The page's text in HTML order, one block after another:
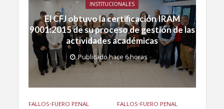
INSTITUCIONALES
El CFJ obtuvo la certificación IRAM
9001:2015 de su proceso de gestión de las
actividades académicas
Publicado hace 6 horas
FALLOS•FUERO PENAL
FALLOS•FUERO PENAL